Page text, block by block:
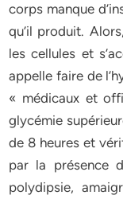
corps manque
qu’il produit.
les cellules et
appelle faire de
« médicaux et
glycémie
de 8 heures et
par la présence
polydipsie,